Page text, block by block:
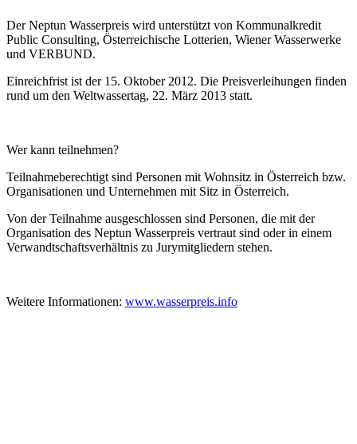
Der Neptun Wasserpreis wird unterstützt von Kommunalkredit
Public Consulting, Österreichische Lotterien, Wiener Wasserwerke
und VERBUND.
Einreichfrist ist der 15. Oktober 2012. Die Preisverleihungen finden
rund um den Weltwassertag, 22. März 2013 statt.
Wer kann teilnehmen?
Teilnahmeberechtigt sind Personen mit Wohnsitz in Österreich bzw.
Organisationen und Unternehmen mit Sitz in Österreich.
Von der Teilnahme ausgeschlossen sind Personen, die mit der
Organisation des Neptun Wasserpreis vertraut sind oder in einem
Verwandtschaftsverhältnis zu Jurymitgliedern stehen.
Weitere Informationen: www.wasserpreis.info